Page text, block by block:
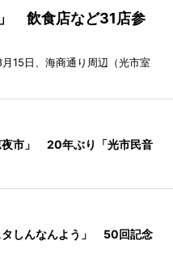
飲食店など31店参
15日、海商通り周辺（光市室
夜市」 20年ぶり「光市民音
タしんなんよう」 50回記念